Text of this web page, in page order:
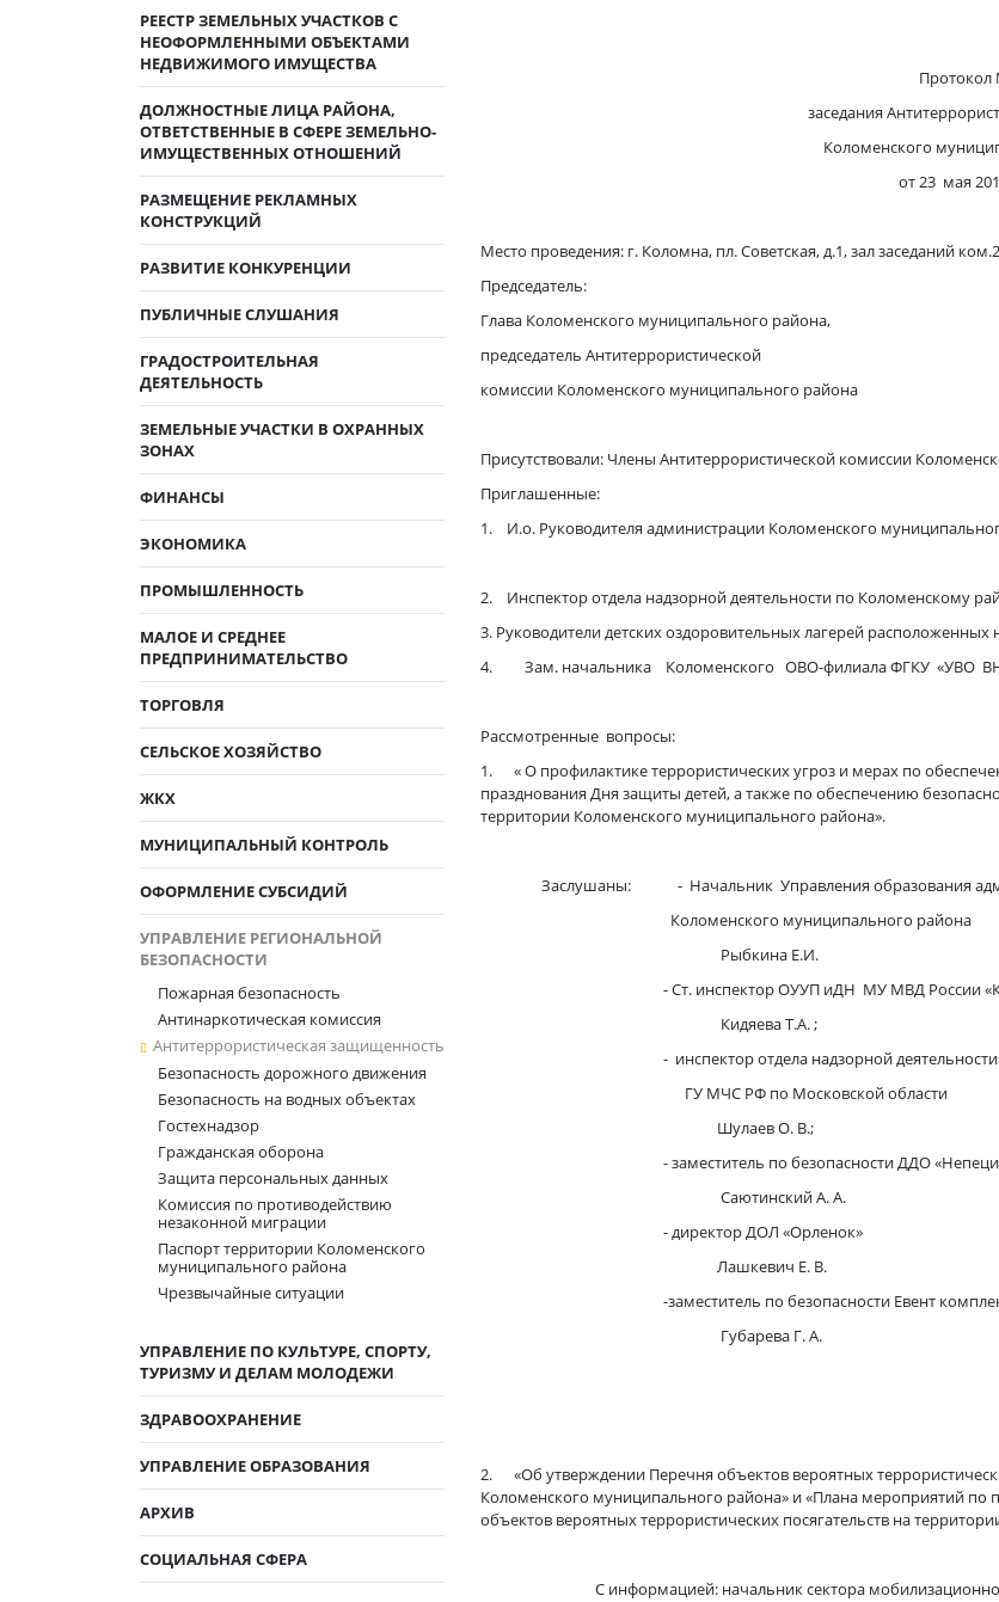
РЕЕСТР ЗЕМЕЛЬНЫХ УЧАСТКОВ С
НЕОФОРМЛЕННЫМИ ОБЪЕКТАМИ
НЕДВИЖИМОГО ИМУЩЕСТВА
ДОЛЖНОСТНЫЕ ЛИЦА РАЙОНА,
ОТВЕТСТВЕННЫЕ В СФЕРЕ ЗЕМЕЛЬНО-
ИМУЩЕСТВЕННЫХ ОТНОШЕНИЙ
РАЗМЕЩЕНИЕ РЕКЛАМНЫХ
КОНСТРУКЦИЙ
РАЗВИТИЕ КОНКУРЕНЦИИ
ПУБЛИЧНЫЕ СЛУШАНИЯ
ГРАДОСТРОИТЕЛЬНАЯ
ДЕЯТЕЛЬНОСТЬ
ЗЕМЕЛЬНЫЕ УЧАСТКИ В ОХРАННЫХ
ЗОНАХ
ФИНАНСЫ
ЭКОНОМИКА
ПРОМЫШЛЕННОСТЬ
МАЛОЕ И СРЕДНЕЕ
ПРЕДПРИНИМАТЕЛЬСТВО
ТОРГОВЛЯ
СЕЛЬСКОЕ ХОЗЯЙСТВО
ЖКХ
МУНИЦИПАЛЬНЫЙ КОНТРОЛЬ
ОФОРМЛЕНИЕ СУБСИДИЙ
УПРАВЛЕНИЕ РЕГИОНАЛЬНОЙ
БЕЗОПАСНОСТИ
Пожарная безопасность
Антинаркотическая комиссия
Антитеррористическая защищенность
Безопасность дорожного движения
Безопасность на водных объектах
Гостехнадзор
Гражданская оборона
Защита персональных данных
Комиссия по противодействию
незаконной миграции
Паспорт территории Коломенского
муниципального района
Чрезвычайные ситуации
УПРАВЛЕНИЕ ПО КУЛЬТУРЕ, СПОРТУ,
ТУРИЗМУ И ДЕЛАМ МОЛОДЕЖИ
ЗДРАВООХРАНЕНИЕ
УПРАВЛЕНИЕ ОБРАЗОВАНИЯ
АРХИВ
СОЦИАЛЬНАЯ СФЕРА
Протокол
заседания
Коломенского
от 23 мая
Место проведения: г. Коломна, пл. Советская, д.1, зал заседаний
Председатель:
Глава Коломенского муниципального района,
председатель Антитеррористической
комиссии Коломенского муниципального
Присутствовали: Члены Антитеррористической комиссии
Приглашенные:
1. И.о. Руководителя администрации Коломенского
2. Инспектор отдела надзорной деятельности по Коломенскому
3. Руководители детских оздоровительных лагерей
4. Зам. начальника Коломенского ОВО-филиала ФГКУ «УВО
Рассмотренные вопросы:
1. « О профилактике террористических угроз и мерах по
празднования Дня защиты детей, а также по обеспечению
территории Коломенского муниципального района».
Заслушаны: - Начальник Управления образования
Коломенского муниципального района
Рыбкина Е.И.
- Ст. инспектор ОУУП иДН МУ МВД России
Кидяева Т.А. ;
- инспектор отдела надзорной деятельности
ГУ МЧС РФ по Московской области
Шулаев О. В.;
- заместитель по безопасности ДДО
Саютинский А. А.
- директор ДОЛ «Орленок»
Лашкевич Е. В.
-заместитель по безопасности Евент
Губарева Г. А.
2. «Об утверждении Перечня объектов вероятных
Коломенского муниципального района» и «Плана мероприятий
объектов вероятных террористических посягательств на
С информацией: начальник сектора